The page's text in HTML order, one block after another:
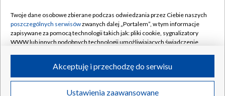
Rada Programowa
System NOS
Informacje o nadawcy
Program dla prasy
Kontakt
Kanały
©2026 Telewizja Polska S.A. w likwidacji
Twoje dane osobowe zbierane podczas odwiedzania przez Ciebie naszych
poszczególnych serwisówzwanych dalej „Portalem”, w tym informacje
zapisywane za pomocą technologii takich jak: pliki cookie, sygnalizatory
WWW lub innych podobnych technologii umożliwiających świadczenie
ruchu w Internecie.
Twoje dane osobowe zbierane podczas odwiedzania przez Ciebie
Ustawienia zaawansowane
Akceptuję i przechodzę do serwisu